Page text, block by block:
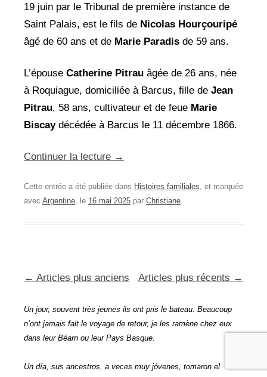
19 juin par le Tribunal de première instance de
Saint Palais, est le fils de Nicolas Hourçouripé
âgé de 60 ans et de Marie Paradis de 59 ans.
L’épouse Catherine Pitrau âgée de 26 ans, née
à Roquiague, domiciliée à Barcus, fille de Jean
Pitrau, 58 ans, cultivateur et de feue Marie
Biscaydécédée à Barcus le 11 décembre 1866.
Continuer la lecture →
Cette entrée a été publiée dans Histoires familiales, et marquée
avec Argentine, le 16 mai 2025 par Christiane.
Navigation
articles
← Articles plus anciens Articles plus récents →
Un jour, souvent très jeunes ils ont pris le bateau. Beaucoup
n’ont jamais fait le voyage de retour, je les ramène chez eux
dans leur Béarn ou leur Pays Basque.
Un día, sus ancestros, a veces muy jóvenes, tomaron el